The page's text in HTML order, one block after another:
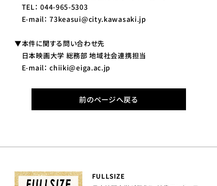
TEL： 044-965-5303
E-mail： 73keasui@city.kawasaki.jp
▼本件に関する問い合わせ先
日本映画大学 総務部 地域社会連携担当
E-mail： chiiki@eiga.ac.jp
前のページへ戻る
FULLSIZE